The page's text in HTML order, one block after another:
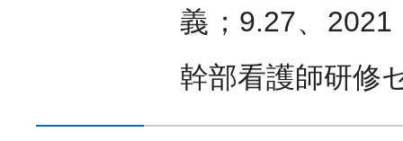
義；9.27、
幹部看護師研修